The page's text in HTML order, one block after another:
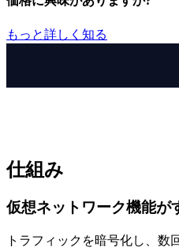
もっと詳しく知る
仕組み
仮想ネットワーク機能が
トラフィックを暗号化し、